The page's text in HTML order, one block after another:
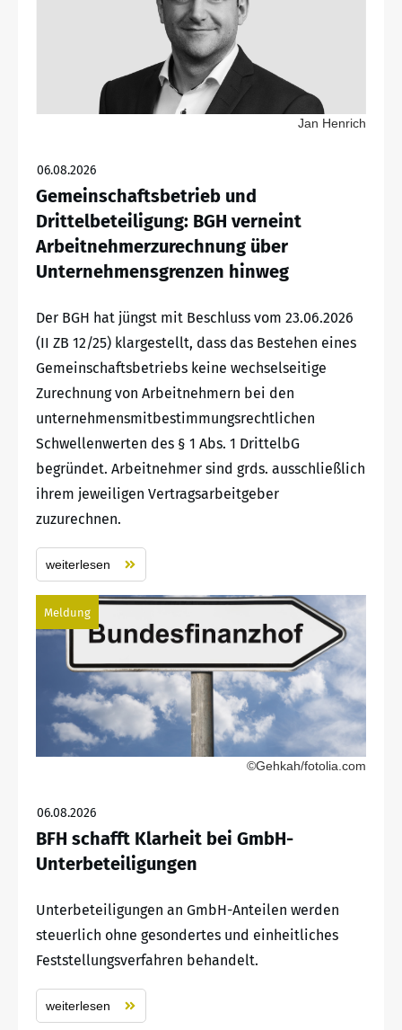
Jan Henrich
06.08.2026
Gemeinschaftsbetrieb und
Drittelbeteiligung: BGH verneint
Arbeitnehmerzurechnung über
Unternehmensgrenzen hinweg
Der BGH hat jüngst mit Beschluss vom 23.06.2026
(II ZB 12/25) klargestellt, dass das Bestehen eines
Gemeinschaftsbetriebs keine wechselseitige
Zurechnung von Arbeitnehmern bei den
unternehmensmitbestimmungsrechtlichen
Schwellenwerten des § 1 Abs. 1 DrittelbG
begründet. Arbeitnehmer sind grds. ausschließlich
ihrem jeweiligen Vertragsarbeitgeber
zuzurechnen.
weiterlesen
Meldung
©Gehkah/fotolia.com
06.08.2026
BFH schafft Klarheit bei GmbH-
Unterbeteiligungen
Unterbeteiligungen an GmbH-Anteilen werden
steuerlich ohne gesondertes und einheitliches
Feststellungsverfahren behandelt.
weiterlesen